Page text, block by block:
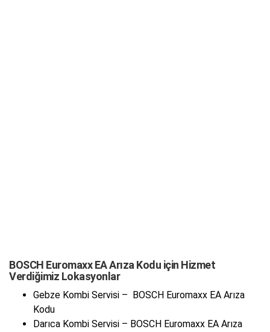
BOSCH Euromaxx EA Arıza Kodu için Hizmet
Verdiğimiz Lokasyonlar
Gebze Kombi Servisi – BOSCH Euromaxx EA Arıza
Kodu
Darıca Kombi Servisi – BOSCH Euromaxx EA Arıza